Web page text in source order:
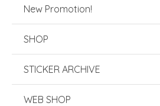
New Promotion!
SHOP
STICKER ARCHIVE
WEB SHOP